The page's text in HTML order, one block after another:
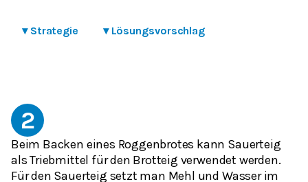
▾ Strategie ▾ Lösungsvorschlag
2
Beim Backen eines Roggenbrotes kann Sauerteig
als Triebmittel für den Brotteig verwendet werden.
Für den Sauerteig setzt man Mehl und Wasser im